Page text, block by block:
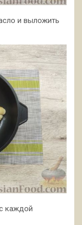
и выложить
каждой